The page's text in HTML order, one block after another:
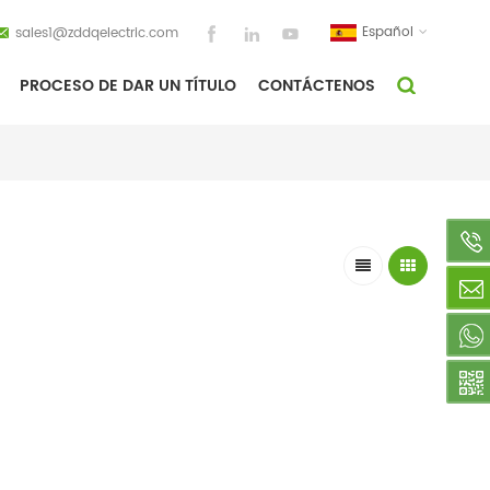
Español
sales1@zddqelectric.com
PROCESO DE DAR UN TÍTULO CONTÁCTENOS